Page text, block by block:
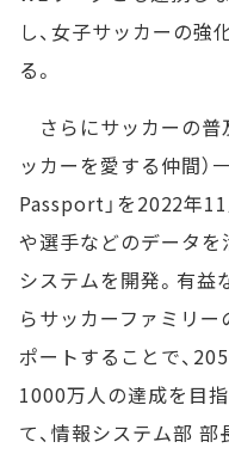
し、女子サッカーの強
る。
さらにサッカーの普
ッカーを愛する仲間）
Passport」を2022年
や選手などのデータを
システムを開発。有
らサッカーファミリ
ポートすることで、
1000万人の達成を目
て、情報システム部 部